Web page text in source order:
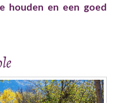
houden en een goed